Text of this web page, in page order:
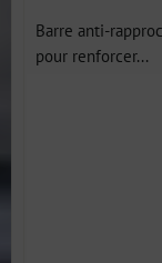
Barre anti-
pour renforcer...